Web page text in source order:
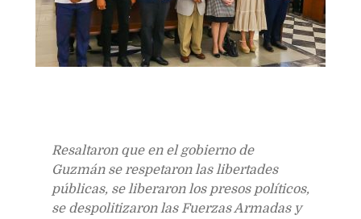
Resaltaron que en el gobierno de
Guzmán se respetaron las libertades
públicas, se liberaron los presos políticos,
se despolitizaron las Fuerzas Armadas y